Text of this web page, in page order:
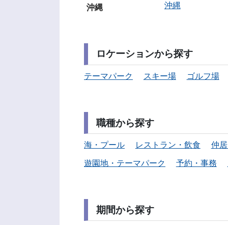
沖縄 沖縄
ロケーションから探す
テーマパーク スキー場 ゴルフ場
職種から探す
海・プール レストラン・飲食 仲
遊園地・テーマパーク 予約・事務
期間から探す